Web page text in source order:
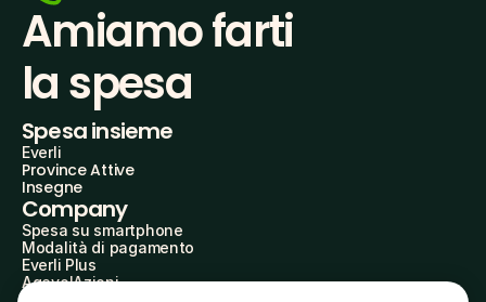
Amiamo farti
la spesa
Spesa insieme
Everli
Province Attive
Insegne
Company
Spesa su smartphone
Modalità di pagamento
Everli Plus
AgevolAzioni